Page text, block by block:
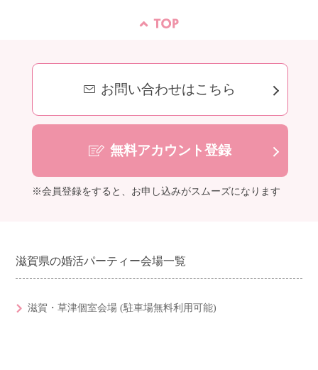
お問い合わせはこちら
無料アカウント登録
※会員登録をすると、お申し込みがスムーズになります
滋賀県の婚活パーティー会場一覧
滋賀・草津個室会場 (駐車場無料利用可能)